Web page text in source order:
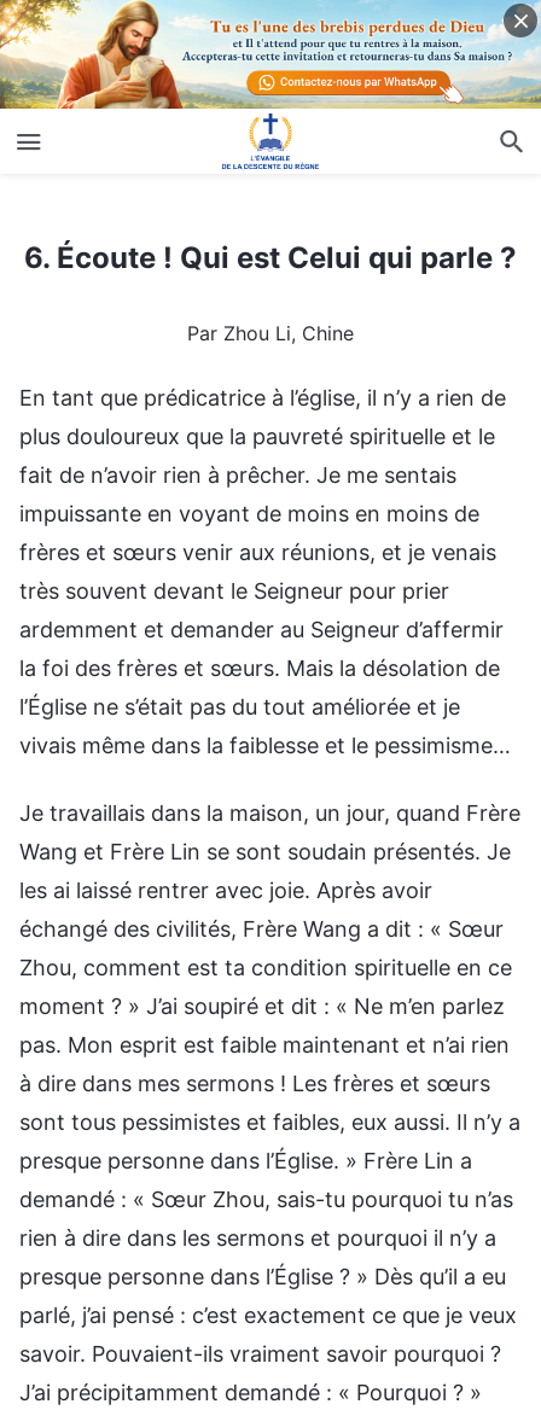
6. Écoute ! Qui est Celui qui parle ?
6. Écoute ! Qui est Celui qui parle ?
Par Zhou Li, Chine
En tant que prédicatrice à l’église, il n’y a rien de
plus douloureux que la pauvreté spirituelle et le
fait de n’avoir rien à prêcher. Je me sentais
impuissante en voyant de moins en moins de
frères et sœurs venir aux réunions, et je venais
très souvent devant le Seigneur pour prier
ardemment et demander au Seigneur d’affermir
la foi des frères et sœurs. Mais la désolation de
l’Église ne s’était pas du tout améliorée et je
vivais même dans la faiblesse et le pessimisme…
Je travaillais dans la maison, un jour, quand Frère
Wang et Frère Lin se sont soudain présentés. Je
les ai laissé rentrer avec joie. Après avoir
échangé des civilités, Frère Wang a dit : « Sœur
Zhou, comment est ta condition spirituelle en ce
moment ? » J’ai soupiré et dit : « Ne m’en parlez
pas. Mon esprit est faible maintenant et n’ai rien
à dire dans mes sermons ! Les frères et sœurs
sont tous pessimistes et faibles, eux aussi. Il n’y a
presque personne dans l’Église. » Frère Lin a
demandé : « Sœur Zhou, sais-tu pourquoi tu n’as
rien à dire dans les sermons et pourquoi il n’y a
presque personne dans l’Église ? » Dès qu’il a eu
parlé, j’ai pensé : c’est exactement ce que je veux
savoir. Pouvaient-ils vraiment savoir pourquoi ?
J’ai précipitamment demandé : « Pourquoi ? »